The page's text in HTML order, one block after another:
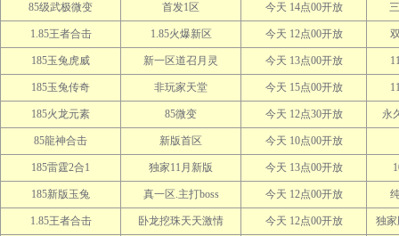
85级武极微变 首发1区 今天 14点00开放
1.85王者合击 1.85火爆新区 今天 12点00开放
185玉兔虎威 新一区道召月灵 今天 13点00开放
185玉兔传奇 非玩家天堂 今天 15点00开放
185火龙元素 85微变 今天 12点30开放 永
85龍神合击 新版首区 今天 10点00开放
185雷霆2合1 独家11月新版 今天 13点00开放
185新版玉兔 真一区.主打boss 今天 12点00开放
1.85王者合击 卧龙挖珠天天激情 今天 12点00开放 独